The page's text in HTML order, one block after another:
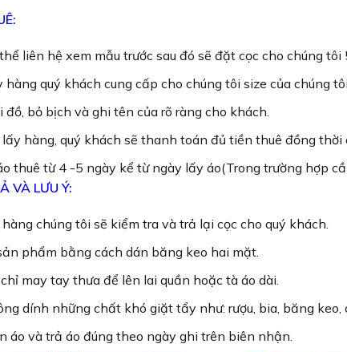
liên hệ xem mẫu trước sau đó sẽ đặt cọc cho chúng
hàng quý khách cung cấp cho chúng tôi size của chúng
đồ, bỏ bịch và ghi tên của rõ ràng cho khách.
hàng, quý khách sẽ thanh toán đủ tiền thuê đồng
thuê từ 4 -5 ngày kể từ ngày lấy áo(Trong trường hợp
VÀ LƯU Ý:
chúng tôi sẽ kiểm tra và trả lại cọc cho quý khách.
phẩm bằng cách dán băng keo hai mặt.
may tay thưa để lên lai quần hoặc tà áo dài.
dính những chất khó giặt tẩy như: rượu, bia, băng keo,
áo và trả áo đúng theo ngày ghi trên biên nhận.